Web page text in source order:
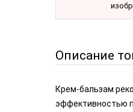
Описание
Крем-бальзам
эффективностью